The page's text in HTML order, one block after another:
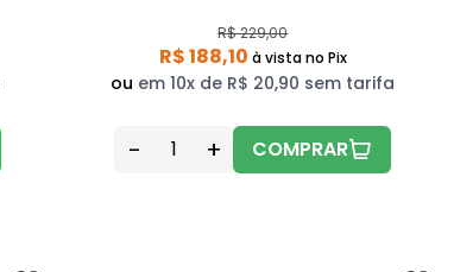
R$ 229,00
R$ 188,10 à vistano Pix
ou em 10x de R$ 20,90 sem tarifa
- + COMPRAR